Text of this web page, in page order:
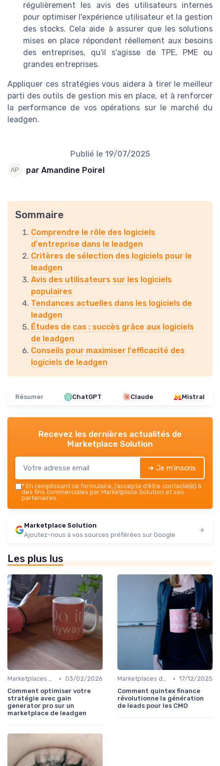
régulièrement les avis des utilisateurs internes
pour optimiser l'expérience utilisateur et la gestion
des stocks. Cela aide à assurer que les solutions
mises en place répondent réellement aux besoins
des entreprises, qu'il s'agisse de TPE, PME ou
grandes entreprises.
Appliquer ces stratégies vous aidera à tirer le meilleur
parti des outils de gestion mis en place, et à renforcer
la performance de vos opérations sur le marché du
leadgen.
Publié le 19/07/2025
par Amandine Poirel
Sommaire
Comprendre le rôle des logiciels
d'entreprise dans le leadgen
Critères de sélection des logiciels pour le
leadgen
Avis des utilisateurs sur les logiciels
populaires
Tendances actuelles dans les logiciels de
leadgen
Études de cas : succès grâce aux logiciels
de leadgen
Conseils pour maximiser l'efficacité des
logiciels de leadgen
Résumer ChatGPT Claude Mistral
Recevez les dernières actualités de
Marketplace Solution
➔ Je m'inscris
* En remplissant ce formulaire, j’accepte d’être contacté(e) à
des fins commerciales par Marketplace Solution et ses
partenaires.
Marketplace Solution
Ajoutez-nous à vos sources préférées sur Google
Les plus lus
Marketplaces de leadgen • 03/02/2026
Comment optimiser votre
stratégie avec gain
generator pro sur un
marketplace de leadgen
Marketplaces de leadgen • 17/12/2025
Comment quintex finance
révolutionne la génération
de leads pour les CMO